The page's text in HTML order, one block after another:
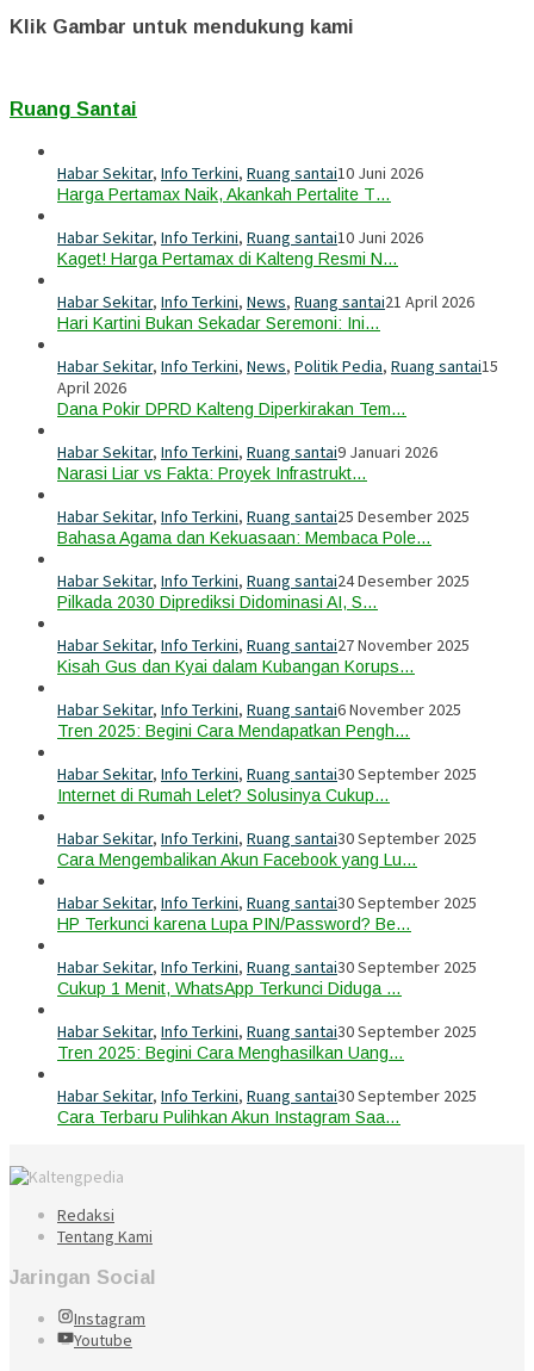
Klik Gambar untuk mendukung kami
Ruang Santai
Habar Sekitar, Info Terkini, Ruang santai10 Juni 2026
Harga Pertamax Naik, Akankah Pertalite T…
Habar Sekitar, Info Terkini, Ruang santai10 Juni 2026
Kaget! Harga Pertamax di Kalteng Resmi N…
Habar Sekitar, Info Terkini, News, Ruang santai21 April 2026
Hari Kartini Bukan Sekadar Seremoni: Ini…
Habar Sekitar, Info Terkini, News, Politik Pedia, Ruang santai15
April 2026
Dana Pokir DPRD Kalteng Diperkirakan Tem…
Habar Sekitar, Info Terkini, Ruang santai9 Januari 2026
Narasi Liar vs Fakta: Proyek Infrastrukt…
Habar Sekitar, Info Terkini, Ruang santai25 Desember 2025
Bahasa Agama dan Kekuasaan: Membaca Pole…
Habar Sekitar, Info Terkini, Ruang santai24 Desember 2025
Pilkada 2030 Diprediksi Didominasi AI, S…
Habar Sekitar, Info Terkini, Ruang santai27 November 2025
Kisah Gus dan Kyai dalam Kubangan Korups…
Habar Sekitar, Info Terkini, Ruang santai6 November 2025
Tren 2025: Begini Cara Mendapatkan Pengh…
Habar Sekitar, Info Terkini, Ruang santai30 September 2025
Internet di Rumah Lelet? Solusinya Cukup…
Habar Sekitar, Info Terkini, Ruang santai30 September 2025
Cara Mengembalikan Akun Facebook yang Lu…
Habar Sekitar, Info Terkini, Ruang santai30 September 2025
HP Terkunci karena Lupa PIN/Password? Be…
Habar Sekitar, Info Terkini, Ruang santai30 September 2025
Cukup 1 Menit, WhatsApp Terkunci Diduga …
Habar Sekitar, Info Terkini, Ruang santai30 September 2025
Tren 2025: Begini Cara Menghasilkan Uang…
Habar Sekitar, Info Terkini, Ruang santai30 September 2025
Cara Terbaru Pulihkan Akun Instagram Saa…
Redaksi
Tentang Kami
Jaringan Social
Instagram
Youtube